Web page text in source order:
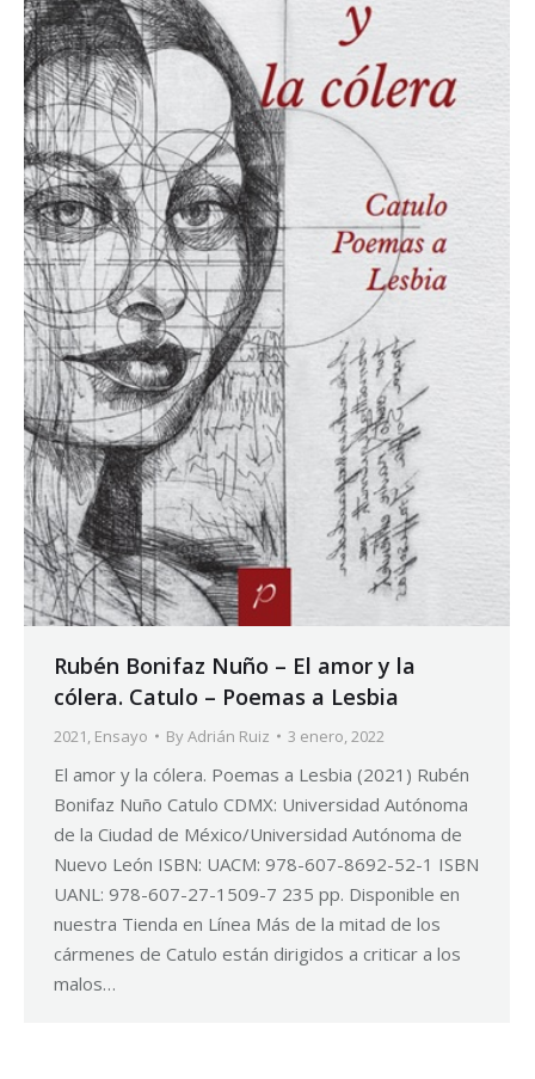
Rubén Bonifaz Nuño – El amor y la
cólera. Catulo – Poemas a Lesbia
2021, Ensayo ByAdrián Ruiz 3 enero, 2022
El amor y la cólera. Poemas a Lesbia (2021) Rubén
Bonifaz Nuño Catulo CDMX: Universidad Autónoma
de la Ciudad de México/Universidad Autónoma de
Nuevo León ISBN: UACM: 978-607-8692-52-1 ISBN
UANL: 978-607-27-1509-7 235 pp. Disponible en
nuestra Tienda en Línea Más de la mitad de los
cármenes de Catulo están dirigidos a criticar a los
malos…